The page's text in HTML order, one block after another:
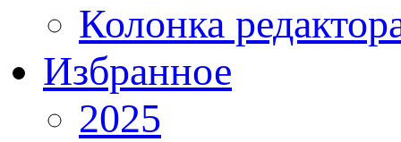
Колонка
Избранное
2025